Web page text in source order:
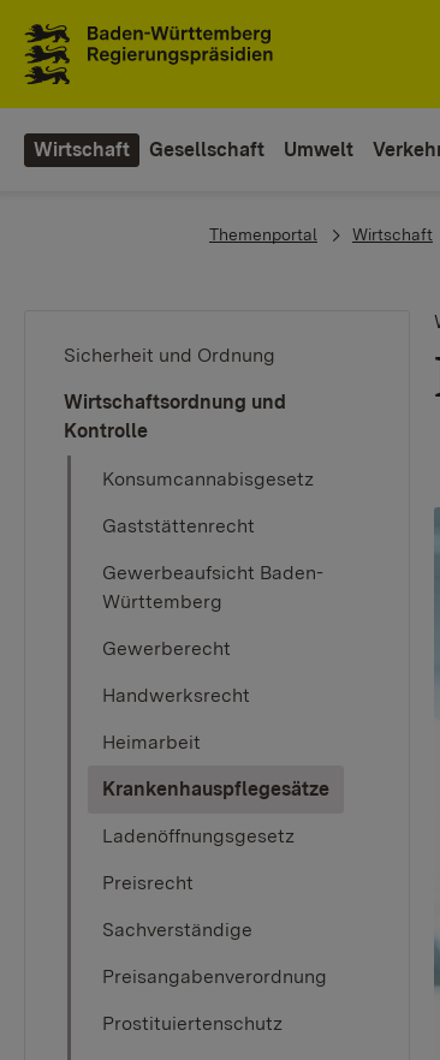
Wirtschaft Gesellschaft Umwelt
You are here:
Themenportal Wirtschaft
Sicherheit und Ordnung
Wirtschaftsordnung und
Kontrolle
Konsumcannabisgesetz
Gaststättenrecht
Gewerbeaufsicht Baden-
Württemberg
Gewerberecht
Handwerksrecht
Heimarbeit
Krankenhauspflegesätze(current)
Ladenöffnungsgesetz
Preisrecht
Sachverständige
Preisangabenverordnung
Prostituiertenschutz